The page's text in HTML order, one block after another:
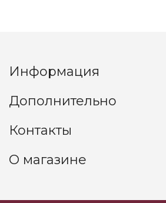
Информация
Дополнительно
Контакты
О магазине